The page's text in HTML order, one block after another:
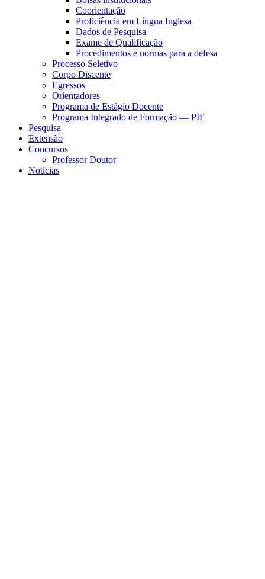
Coorientação
Proficiência em Língua Inglesa
Dados de Pesquisa
Exame de Qualificação
Procedimentos e normas para a defesa
Processo Seletivo
Corpo Discente
Egressos
Orientadores
Programa de Estágio Docente
Programa Integrado de Formação — PIF
Pesquisa
Extensão
Concursos
Professor Doutor
Notícias